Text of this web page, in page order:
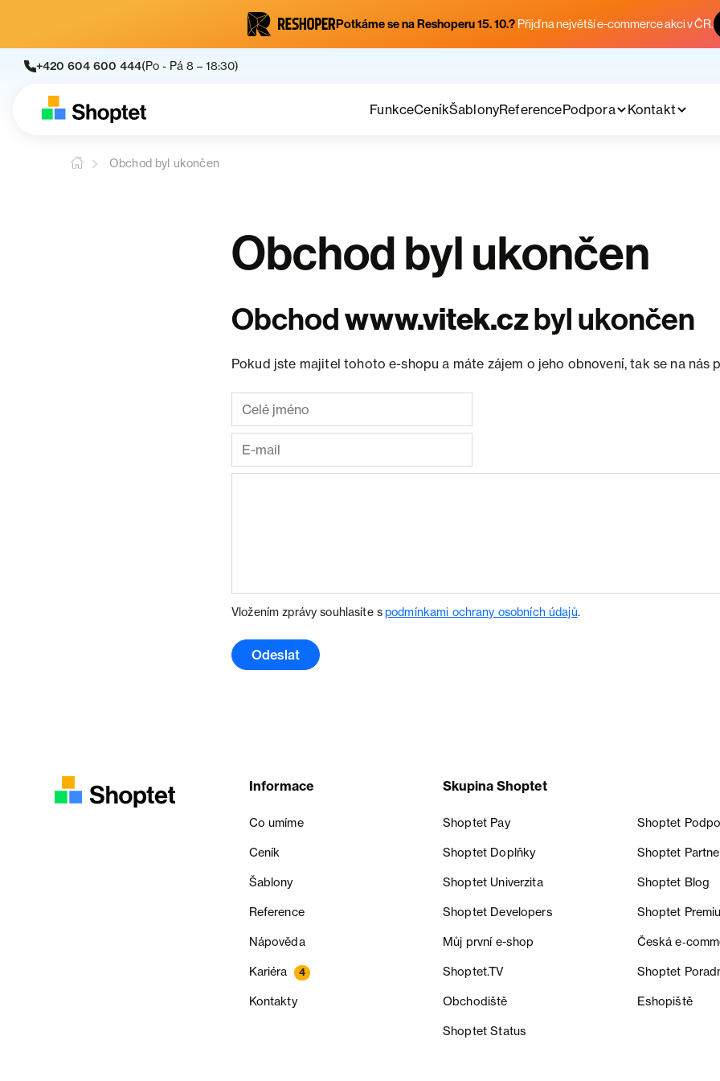
Potkáme se na Reshoperu 15. 10.? Přijď na největší e-commerce akci v ČR.
+420 604 600 444(Po - Pá 8 – 18:30)
FunkceCeníkŠablonyReferencePodpora Kontakt
Obchod byl ukončen
Obchod byl ukončen
Obchodwww.vitek.czbyl ukončen
Pokud jste majitel tohoto e-shopu a máte zájem o jeho obnovení, tak se na nás
Vložením zprávy souhlasíte spodmínkami ochrany osobních údajů.
Odeslat
Informace
Co umíme
Ceník
Šablony
Reference
Nápověda
Kariéra 4
Kontakty
Skupina Shoptet
Shoptet Pay Shoptet
Shoptet Doplňky Shoptet
Shoptet Univerzita Shoptet Blog
Shoptet Developers Shoptet
Můj první e-shop Česká
Shoptet.TV Shoptet
Obchodiště Eshopiště
Shoptet Status